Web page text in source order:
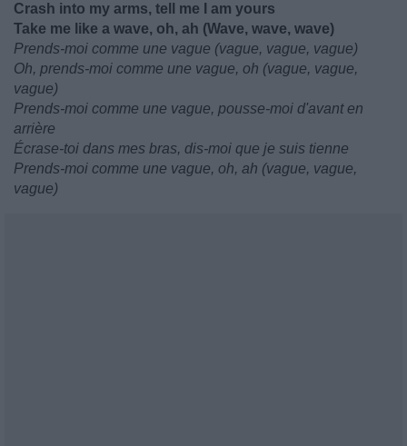
Crash into my arms, tell me I am yours
Take me like a wave, oh, ah (Wave, wave, wave)
Prends-moi comme une vague (vague, vague, vague)
Oh, prends-moi comme une vague, oh (vague, vague,
vague)
Prends-moi comme une vague, pousse-moi d'avant en
arrière
Écrase-toi dans mes bras, dis-moi que je suis tienne
Prends-moi comme une vague, oh, ah (vague, vague,
vague)